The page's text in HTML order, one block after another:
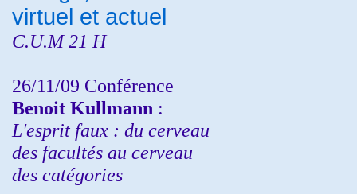
virtuel et actuel
C.U.M 21 H
26/11/09 Conférence
Benoit Kullmann :
L'esprit faux : du cerveau
des facultés au cerveau
des catégories